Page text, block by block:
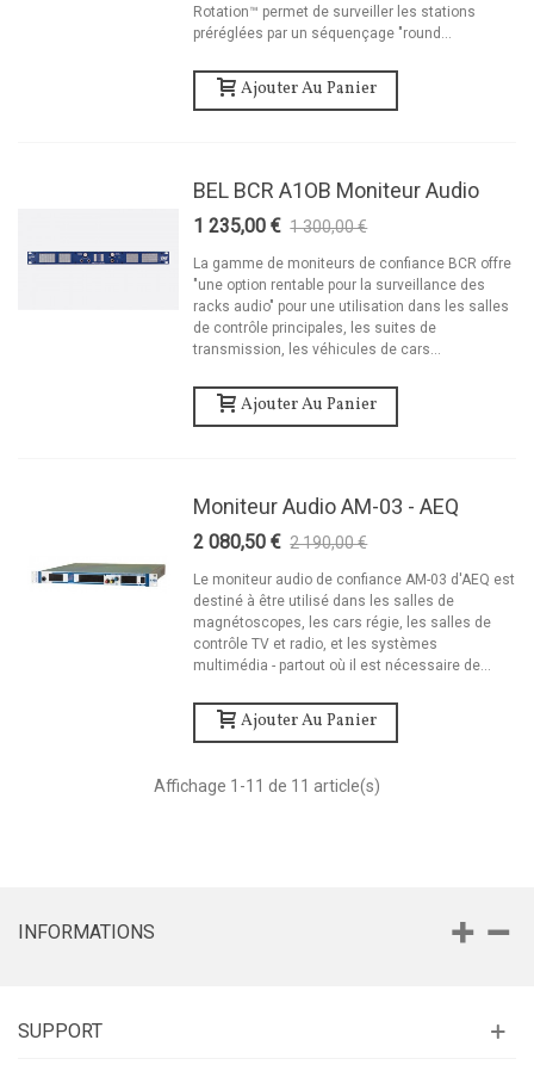
Rotation™ permet de surveiller les stations
préréglées par un séquençage "round...
Ajouter Au Panier
BEL BCR A1OB Moniteur Audio
1 235,00 € 1 300,00 €
La gamme de moniteurs de confiance BCR offre
"une option rentable pour la surveillance des
racks audio" pour une utilisation dans les salles
de contrôle principales, les suites de
transmission, les véhicules de cars...
Ajouter Au Panier
Moniteur Audio AM-03 - AEQ
2 080,50 € 2 190,00 €
Le moniteur audio de confiance AM-03 d'AEQ est
destiné à être utilisé dans les salles de
magnétoscopes, les cars régie, les salles de
contrôle TV et radio, et les systèmes
multimédia - partout où il est nécessaire de...
Ajouter Au Panier
Affichage 1 -11 de 11 article(s)
INFORMATIONS
SUPPORT